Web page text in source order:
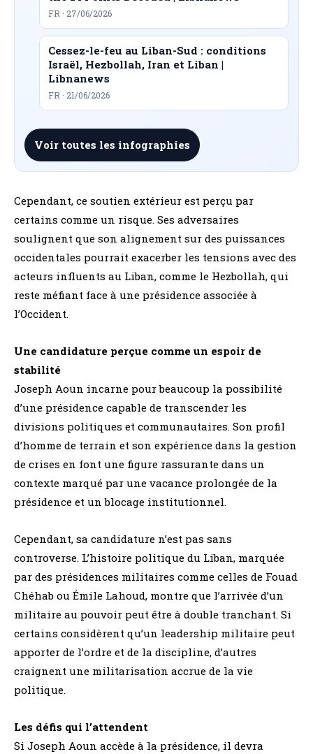
FR · 27/06/2026
Cessez-le-feu au Liban-Sud : conditions
Israël, Hezbollah, Iran et Liban |
Libnanews
FR · 21/06/2026
Voir toutes les infographies
Cependant, ce soutien extérieur est perçu par
certains comme un risque. Ses adversaires
soulignent que son alignement sur des puissances
occidentales pourrait exacerber les tensions avec des
acteurs influents au Liban, comme le Hezbollah, qui
reste méfiant face à une présidence associée à
l’Occident.
Une candidature perçue comme un espoir de
stabilité
Joseph Aoun incarne pour beaucoup la possibilité
d’une présidence capable de transcender les
divisions politiques et communautaires. Son profil
d’homme de terrain et son expérience dans la gestion
de crises en font une figure rassurante dans un
contexte marqué par une vacance prolongée de la
présidence et un blocage institutionnel.
Cependant, sa candidature n’est pas sans
controverse. L’histoire politique du Liban, marquée
par des présidences militaires comme celles de Fouad
Chéhab ou Émile Lahoud, montre que l’arrivée d’un
militaire au pouvoir peut être à double tranchant. Si
certains considèrent qu’un leadership militaire peut
apporter de l’ordre et de la discipline, d’autres
craignent une militarisation accrue de la vie
politique.
Les défis qui l’attendent
Si Joseph Aoun accède à la présidence, il devra